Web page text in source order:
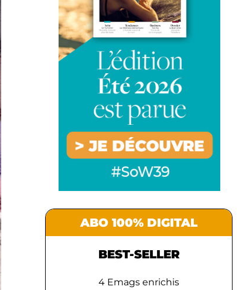
ABO 100% DIGITAL
BEST-SELLER
4 Emags enrichis